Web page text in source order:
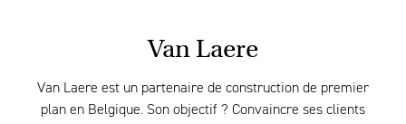
Van Laere
Van Laere est un partenaire de construction de premier
plan en Belgique. Son objectif ? Convaincre ses clients